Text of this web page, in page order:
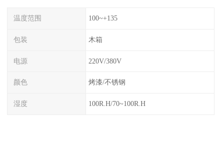
温度范围 100~+135
包装 木箱
电源 220V/380V
颜色 烤漆/不锈钢
湿度 100R.H/70~100R.H